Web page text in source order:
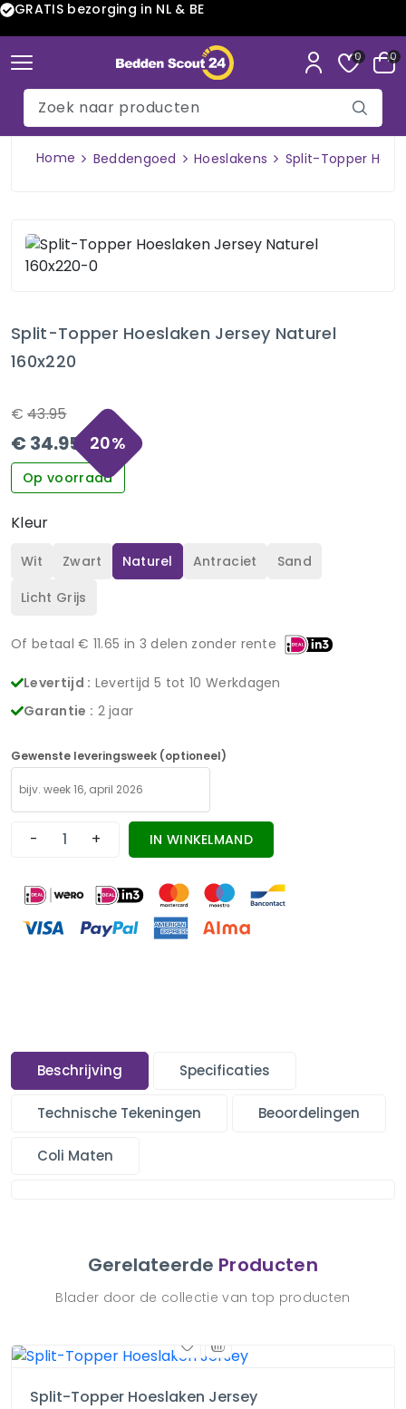
GRATIS bezorging in NL & BE
0 0
Home Beddengoed Hoeslakens Split-Topper
Split-Topper Hoeslaken Jersey Naturel
160x220
€ 43.95
€ 34.95 20%
Op voorraad
Kleur
Wit Zwart Naturel Antraciet
Sand
Licht Grijs
Of betaal € 11.65 in 3 delen zonder rente
Levertijd : Levertijd 5 tot 10 Werkdagen
Garantie : 2 jaar
Gewenste leveringsweek (optioneel)
- + IN WINKELMAND
Beschrijving Specificaties
Technische Tekeningen Beoordelingen
Coli Maten
Gerelateerde Producten
Blader door de collectie van top producten
Split-Topper Hoeslaken Jersey